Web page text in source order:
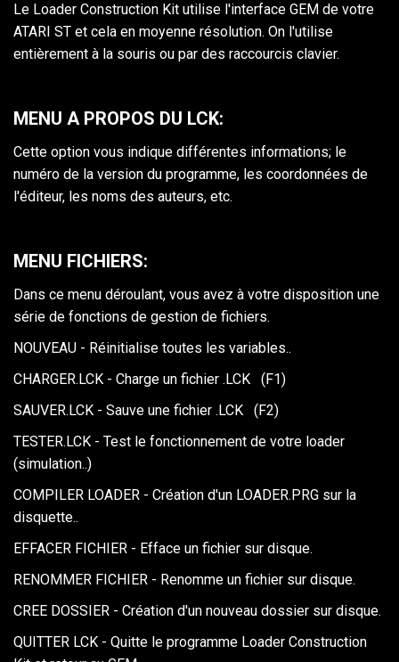
Le Loader Construction Kit utilise l'interface GEM de votre
ATARI ST et cela en moyenne résolution. On l'utilise
entièrement à la souris ou par des raccourcis clavier.
MENU A PROPOS DU LCK:
Cette option vous indique différentes informations; le
numéro de la version du programme, les coordonnées de
l'éditeur, les noms des auteurs, etc.
MENU FICHIERS:
Dans ce menu déroulant, vous avez à votre disposition une
série de fonctions de gestion de fichiers.
NOUVEAU - Réinitialise toutes les variables..
CHARGER.LCK - Charge un fichier .LCK (F1)
SAUVER.LCK - Sauve une fichier .LCK (F2)
TESTER.LCK - Test le fonctionnement de votre loader
(simulation..)
COMPILER LOADER - Création d'un LOADER.PRG sur la
disquette..
EFFACER FICHIER - Efface un fichier sur disque.
RENOMMER FICHIER - Renomme un fichier sur disque.
CREE DOSSIER - Création d'un nouveau dossier sur disque.
QUITTER LCK - Quitte le programme Loader Construction